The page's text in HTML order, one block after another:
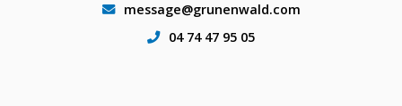
message@grunenwald.com
04 74 47 95 05